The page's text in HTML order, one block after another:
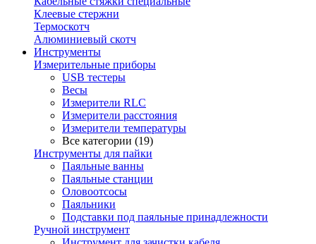
Клеевые стержни
Термоскотч
Алюминиевый скотч
Инструменты
Измерительные приборы
USB тестеры
Весы
Измерители RLC
Измерители расстояния
Измерители температуры
Все категории (19)
Инструменты для пайки
Паяльные ванны
Паяльные станции
Оловоотсосы
Паяльники
Подставки под паяльные принадлежности
Ручной инструмент